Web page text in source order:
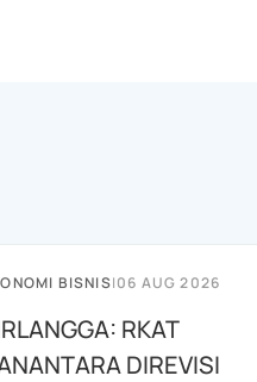
BISNIS|06 AUG 2026
RKAT
DIREVISI